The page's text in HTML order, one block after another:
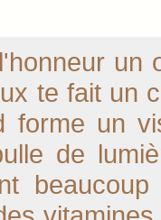
te fait un
forme un
de